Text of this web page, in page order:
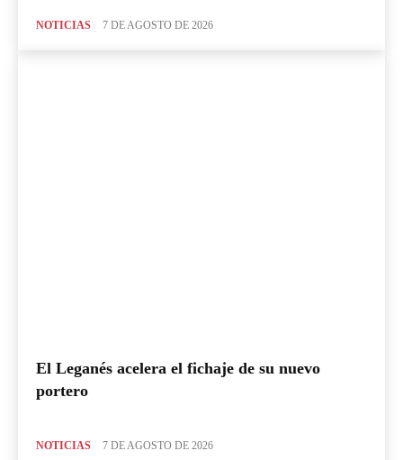
NOTICIAS 7 DE AGOSTO DE 2026
El Leganés acelera el fichaje de su nuevo
portero
NOTICIAS 7 DE AGOSTO DE 2026